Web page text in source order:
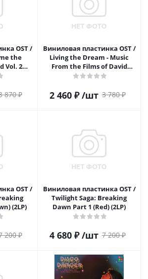
OST /
the
Vol. 2
870₽
Виниловая пластинка OST /
Living the Dream - Music
From the Films of David
Lynch (Red) (1LP)
2 460₽ /шт 3 780₽
OST /
(2LP)
200₽
Виниловая пластинка OST /
Twilight Saga: Breaking
Dawn Part 1 (Red) (2LP)
4 680₽ /шт 7 200₽